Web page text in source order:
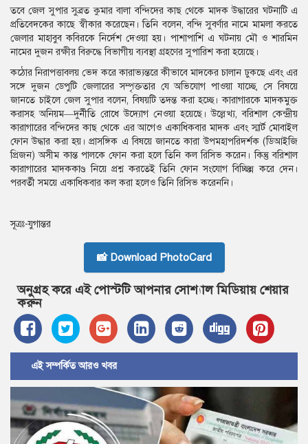
তবে জেল সুপার সুব্রত কুমার বালা বন্দিদের কাছ থেকে মাদক উদ্ধারের ঘটনাটি এ
প্রতিবেদকের কাছে স্বীকার করেছেন। তিনি বলেন, বন্দি সুবর্ণার নামে মামলা করতে
জেলার মাহাবুব কবিরকে নির্দেশ দেওয়া হয়। পাশাপাশি এ ঘটনায় মৌ ও শারমিন
নামের দুজন রক্ষীর বিরুদ্ধে বিভাগীয় ব্যবস্থা গ্রহণের সুপারিশ করা হয়েছে।
কঠোর নিরাপত্তাবলয় ভেদ করে কারাভ্যন্তরে কীভাবে মাদকের চালান ঢুকছে এবং এর
সঙ্গে দুজন ডেপুটি জেলারের সম্পৃক্ততার যে অভিযোগ পাওয়া যাচ্ছে, সে বিষয়ে
জানতে চাইলে জেল সুপার বলেন, বিষয়টি তদন্ত করা হচ্ছে। কারাগারকে মাদকমুক্ত
করাসহ অনিয়ম—দুর্নীতি রোধে উদ্যোগ নেওয়া হয়েছে। উল্লেখ্য, বরিশাল কেন্দ্রীয়
কারাগারের বন্দিদের কাছ থেকে এর আগেও একাধিকবার মাদক এবং স্মার্ট মোবাইল
ফোন উদ্ধার করা হয়। প্রাসঙ্গিক এ বিষয়ে জানতে কারা উপমহাপরিদর্শক (ডিআইজি
প্রিজন) অসীম কান্ত পালকে ফোন করা হলে তিনি কল রিসিভ করেন। কিন্তু বরিশাল
কারাগারের মাদককাণ্ড নিয়ে প্রশ্ন করতেই তিনি ফোন সংযোগ বিচ্ছিন্ন করে দেন।
পরবর্তী সময়ে একাধিকবার কল করা হলেও তিনি রিসিভ করেননি।
সূত্রঃ-যুগান্তর
📸 Download PhotoCard
অনুগ্রহ করে এই পোস্টটি আপনার সোশ্যাল মিডিয়ায় শেয়ার
করুন
এই সম্পর্কিত আরও খবর